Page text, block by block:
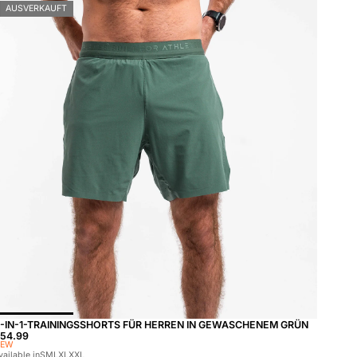
wählen
AUSVERKAUFT
IN-1-TRAININGSSHORTS FÜR HERREN IN GEWASCHENEM GRÜN
inSMLXLXXL